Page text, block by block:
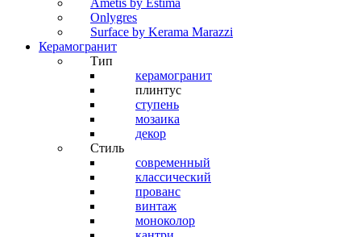
Ametis by Estima
Onlygres
Surface by Kerama Marazzi
Керамогранит
Тип
керамогранит
плинтус
ступень
мозаика
декор
Стиль
современный
классический
прованс
винтаж
моноколор